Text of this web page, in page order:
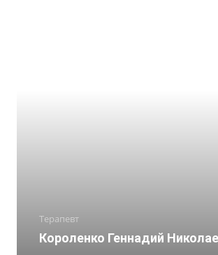
Терапевт
Короленко Геннадий